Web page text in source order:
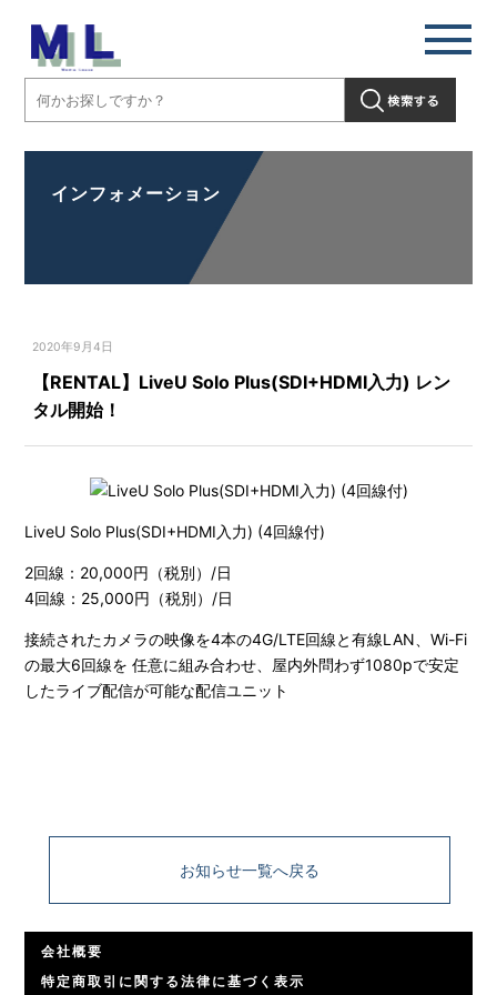
インフォメーション
2020年9月4日
【RENTAL】LiveU Solo Plus(SDI+HDMI入力) レン
タル開始！
LiveU Solo Plus(SDI+HDMI入力) (4回線付)
2回線：20,000円（税別）/日
4回線：25,000円（税別）/日
接続されたカメラの映像を4本の4G/LTE回線と有線LAN、Wi-Fi
の最大6回線を 任意に組み合わせ、屋内外問わず1080pで安定
したライブ配信が可能な配信ユニット
お知らせ一覧へ戻る
会社概要
特定商取引に関する法律に基づく表示